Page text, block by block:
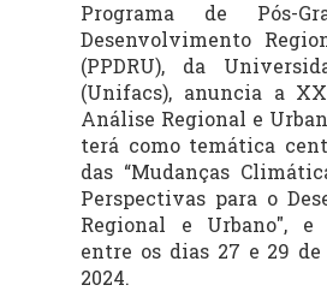
Programa de Pós-
Desenvolvimento
(PPDRU), da
(Unifacs), anuncia a
Análise Regional e
terá como temática
das “Mudanças
Perspectivas para o
Regional e Urbano", e
entre os dias 27 e 29
2024.